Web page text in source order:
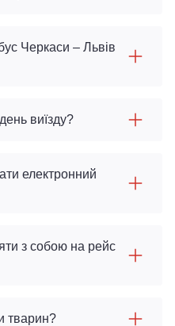
Черкаси – Львів
виїзду?
електронний
з собою на рейс
тварин?